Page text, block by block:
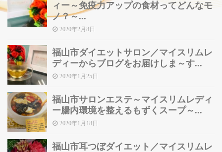
ィー～免疫力アップの食材ってどんなモ
ノ？～...
2020年2月8日
福山市ダイエットサロン／マイスリムレ
ディーからブログをお届けしま～す...
2020年1月25日
福山市サロンエステ～マイスリムレディ
ー腸内環境を整えるもずくスープ～...
2020年1月18日
福山市耳つぼダイエット／マイスリムレ